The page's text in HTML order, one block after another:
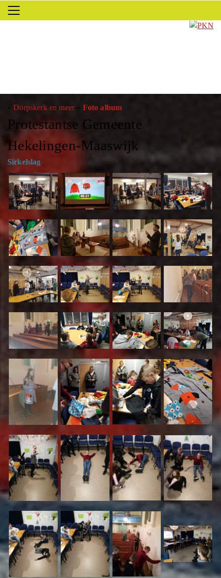
»Dorpskerk en meer» Foto album
Protestantse Gemeente
Hekelingen-Maaswijk
Sirkelslag